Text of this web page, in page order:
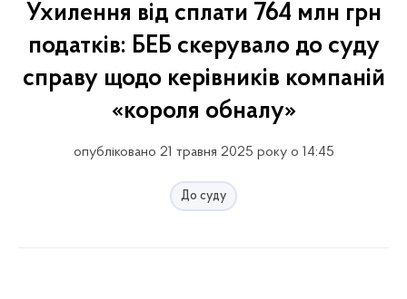
Ухилення від сплати 764 млн грн
податків: БЕБ скерувало до суду
справу щодо керівників компаній
«короля обналу»
опубліковано 21 травня 2025 року о 14:45
До суду